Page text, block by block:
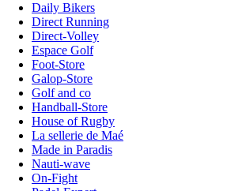
Daily Bikers
Direct Running
Direct-Volley
Espace Golf
Foot-Store
Galop-Store
Golf and co
Handball-Store
House of Rugby
La sellerie de Maé
Made in Paradis
Nauti-wave
On-Fight